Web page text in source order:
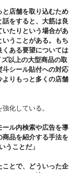
店舗を取り込むため
をすると、大筋は良
いたりという場合があ
うことがある。もち
ある要望については
以上の大型商品の取
斗シール貼付への対応
りもっと多くの店舗
化している。
ール内検索や広告を導
品を紹介する手法を
うことだ」
とで、どういった企